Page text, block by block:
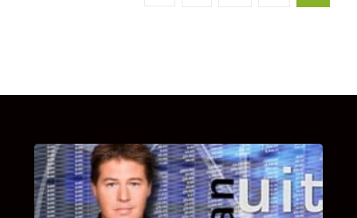
UITSTEL VAN EXECUTIE
Bekijk hier de fragmenten van de deelname